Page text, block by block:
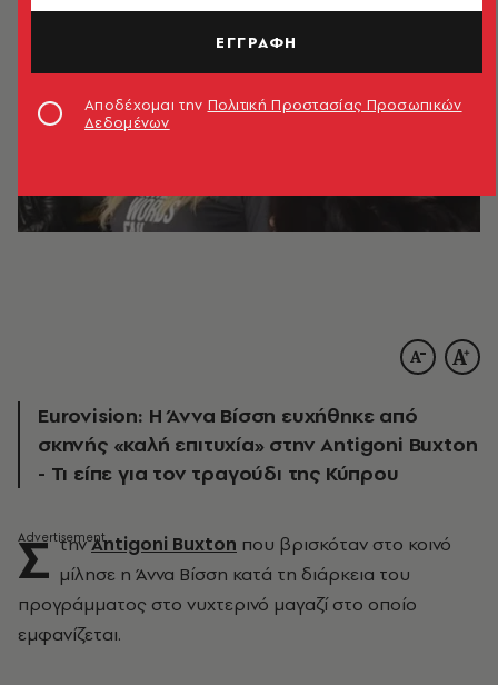
Eurovision: Η Άννα Βίσση ευχήθηκε από
σκηνής «καλή επιτυχία» στην Antigoni Buxton
- Τι είπε για τον τραγούδι της Κύπρου
Σ τηνAntigoni Buxton που βρισκόταν στο κοινό
μίλησε η Άννα Βίσση κατά τη διάρκεια του
προγράμματος στο νυχτερινό μαγαζί στο οποίο
εμφανίζεται.
ΕΓΓΡΑΦΗ
Αποδέχομαι την Πολιτική Προστασίας Προσωπικών
Δεδομένων